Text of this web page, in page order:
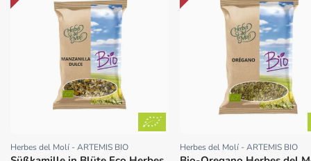
Proveedor:
Herbes del Molí - ARTEMIS BIO Proveedor:
Herbes del Molí - ARTEMIS BIO